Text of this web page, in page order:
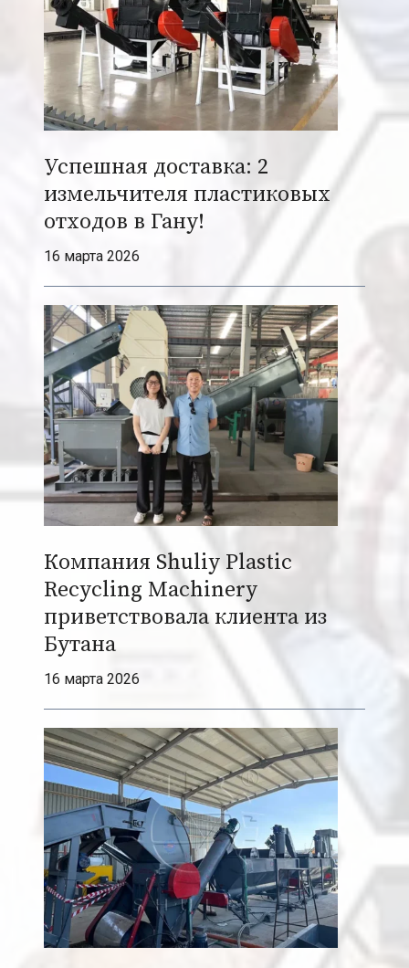
d
y
:
T
u
n
i
n
W
a
s
t
e
i
n
W
e
l
t
h
t
h
a
S
h
u
l
i
y
l
a
Успешная доставка: 2
измельчителя пластиковых
отходов в Гану!
16 марта 2026
Компания Shuliy Plastic
Recycling Machinery
приветствовала клиента из
Бутана
16 марта 2026